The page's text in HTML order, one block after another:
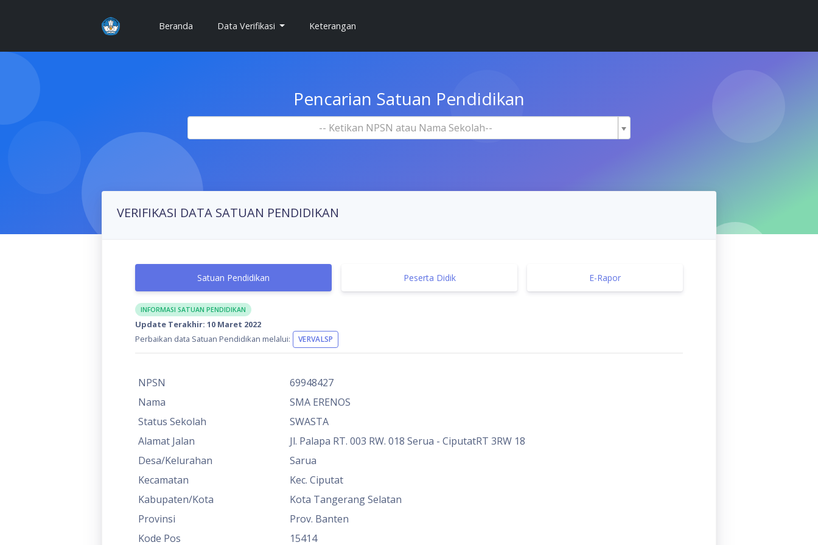
Beranda(current)Data Verifikasi Keterangan
Pencarian Satuan Pendidikan
-- Ketikan NPSN atau Nama Sekolah--
VERIFIKASI DATA SATUAN PENDIDIKAN
Satuan Pendidikan Peserta Didik E-Rapor
INFORMASI SATUAN PENDIDIKAN
Update Terakhir: 10 Maret 2022
Perbaikan data Satuan Pendidikan melalui:
VERVALSP
NPSN
69948427
Nama
SMA ERENOS
Status Sekolah
SWASTA
Alamat Jalan
Jl. Palapa RT. 003 RW. 018 Serua - CiputatRT 3RW 18
Desa/Kelurahan
Sarua
Kecamatan
Kec. Ciputat
Kabupaten/Kota
Kota Tangerang Selatan
Provinsi
Prov. Banten
Kode Pos
15414